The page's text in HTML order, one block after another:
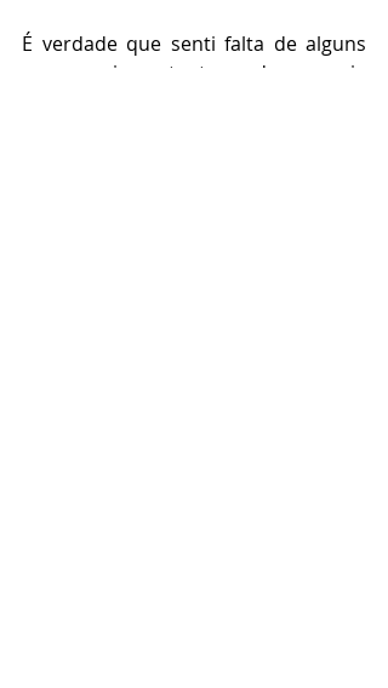
É verdade que senti falta de alguns
nomes importantes da poesia